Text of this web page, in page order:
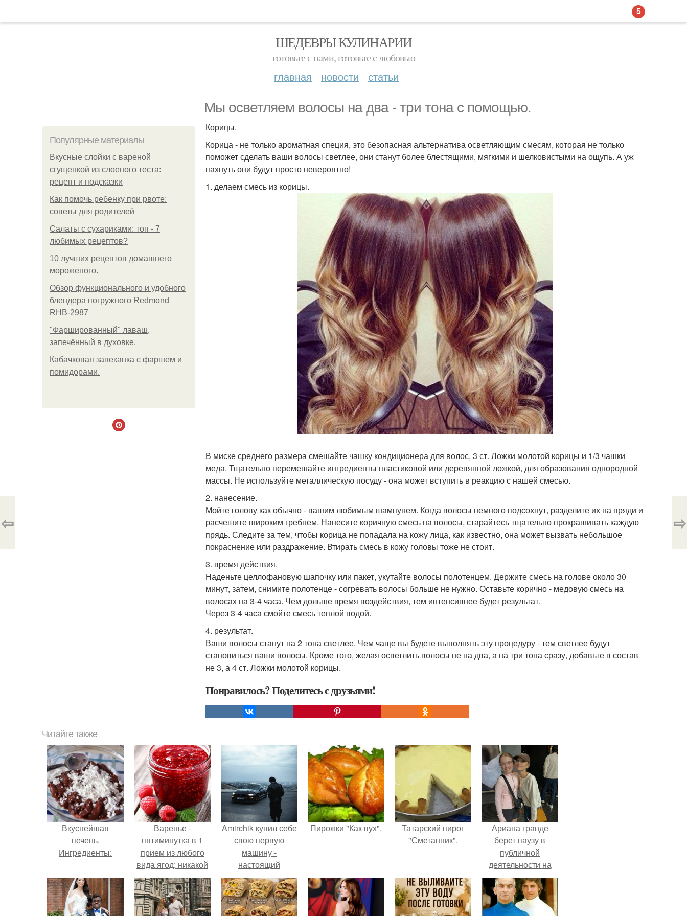
ШЕДЕВРЫ КУЛИНАРИИ
готовьте с нами, готовьте с любовью
главная новости статьи
Мы осветляем волосы на два - три тона с помощью.
Популярные материалы
Вкусные слойки с вареной
сгущенкой из слоеного теста:
рецепт и подсказки
Как помочь ребенку при рвоте:
советы для родителей
Салаты с сухариками: топ - 7
любимых рецептов?
10 лучших рецептов домашнего
мороженого.
Обзор функционального и удобного
блендера погружного Redmond
RHB-2987
"Фаршированный" лаваш,
запечённый в духовке.
Кабачковая запеканка с фаршем и
помидорами.
Корицы.
Корица - не только ароматная специя, это безопасная альтернатива осветляющим смесям, которая не только
поможет сделать ваши волосы светлее, они станут более блестящими, мягкими и шелковистыми на ощупь. А уж
пахнуть они будут просто невероятно!
1. делаем смесь из корицы.
В миске среднего размера смешайте чашку кондиционера для волос, 3 ст. Ложки молотой корицы и 1/3 чашки
меда. Тщательно перемешайте ингредиенты пластиковой или деревянной ложкой, для образования однородной
массы. Не используйте металлическую посуду - она может вступить в реакцию с нашей смесью.
2. нанесение.
Мойте голову как обычно - вашим любимым шампунем. Когда волосы немного подсохнут, разделите их на пряди и
расчешите широким гребнем. Нанесите коричную смесь на волосы, старайтесь тщательно прокрашивать каждую
прядь. Следите за тем, чтобы корица не попадала на кожу лица, как известно, она может вызвать небольшое
покраснение или раздражение. Втирать смесь в кожу головы тоже не стоит.
3. время действия.
Наденьте целлофановую шапочку или пакет, укутайте волосы полотенцем. Держите смесь на голове около 30
минут, затем, снимите полотенце - согревать волосы больше не нужно. Оставьте корично - медовую смесь на
волосах на 3-4 часа. Чем дольше время воздействия, тем интенсивнее будет результат.
Через 3-4 часа смойте смесь теплой водой.
4. результат.
Ваши волосы станут на 2 тона светлее. Чем чаще вы будете выполнять эту процедуру - тем светлее будут
становиться ваши волосы. Кроме того, желая осветлить волосы не на два, а на три тона сразу, добавьте в состав
не 3, а 4 ст. Ложки молотой корицы.
Понравилось? Поделитесь с друзьями!
⇦ ⇨
Читайте также
Вкуснейшая
печень.
Ингредиенты:
Варенье -
пятиминутка в 1
прием из любого
вида ягод: никакой
длительной варки,
все витамины на
месте!
Amirchik купил себе
свою первую
машину -
настоящий
автомобиль мечты
для многих
автолюбителей.
Пирожки "Как пух".
Татарский пирог
"Сметанник".
Ариана гранде
берет паузу в
публичной
деятельности на
фоне слухов о
своем здоровье.
5